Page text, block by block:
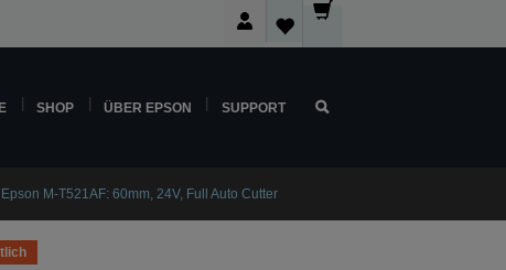
SHOP ÜBER EPSON SUPPORT
Epson M-T521AF: 60mm, 24V, Full Auto Cutter